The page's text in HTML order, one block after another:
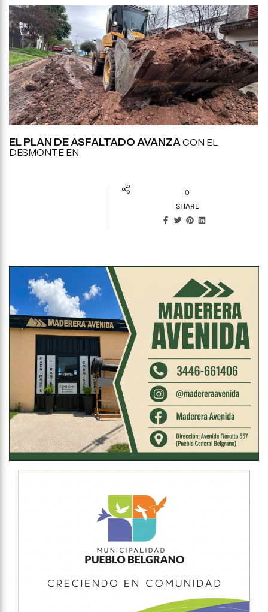
EL PLAN DE ASFALTADO AVANZACON EL
DESMONTE EN
0
SHARE